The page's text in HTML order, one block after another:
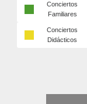
Conciertos
Familiares
Conciertos
Didácticos